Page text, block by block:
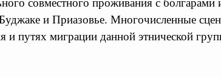
совместного проживания с
и Приазовье. Многочисленные
и путях миграции данной этнической